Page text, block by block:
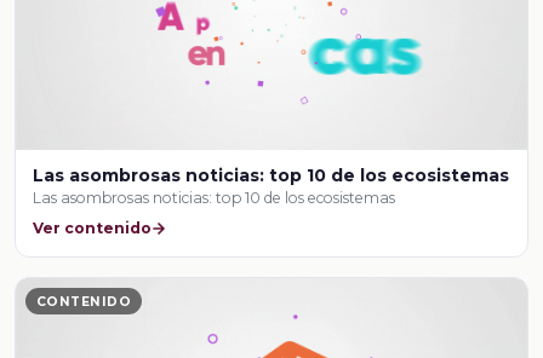
Las asombrosas noticias: top 10 de los ecosistemas
Las asombrosas noticias: top 10 de los ecosistemas
Ver contenido
CONTENIDO